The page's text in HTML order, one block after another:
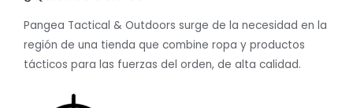
Pangea Tactical & Outdoors surge de la necesidad en la
región de una tienda que combine ropa y productos
tácticos para las fuerzas del orden, de alta calidad.